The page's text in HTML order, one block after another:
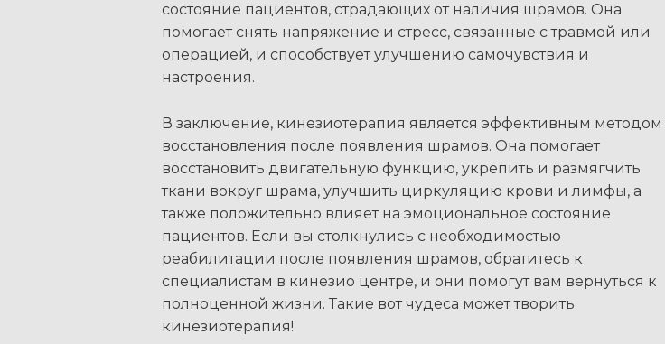
состояние пациентов, страдающих от наличия шрамов. Она
помогает снять напряжение и стресс, связанные с травмой или
операцией, и способствует улучшению самочувствия и
настроения.
В заключение, кинезиотерапия является эффективным методом
восстановления после появления шрамов. Она помогает
восстановить двигательную функцию, укрепить и размягчить
ткани вокруг шрама, улучшить циркуляцию крови и лимфы, а
также положительно влияет на эмоциональное состояние
пациентов. Если вы столкнулись с необходимостью
реабилитации после появления шрамов, обратитесь к
специалистам в кинезио центре, и они помогут вам вернуться к
полноценной жизни. Такие вот чудеса может творить
кинезиотерапия!